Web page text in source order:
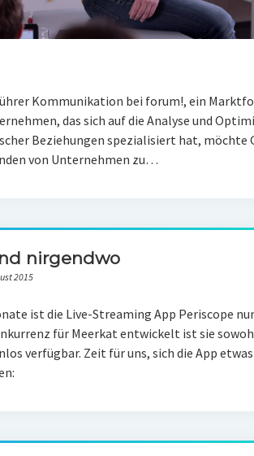
Kommunikation bei forum!, ein
das sich auf die Analyse und
Beziehungen spezialisiert hat, möchte
von Unternehmen zu…
nirgendwo
2015
ist die Live-Streaming App Periscope
für Meerkat entwickelt ist sie
verfügbar. Zeit für uns, sich die App